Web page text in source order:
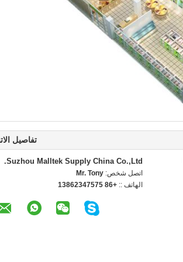
تفاصيل
Suzhou Malltek Supply China Co.,Ltd.
اتصل شخص: Mr. Tony
الهاتف :: +86 13862347575